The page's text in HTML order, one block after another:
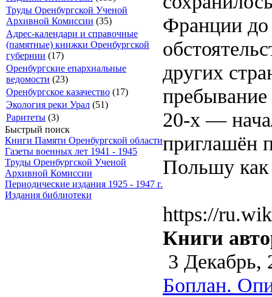
Труды Оренбургской Ученой
Архивной Комиссии (35)
Адрес-календари и справочные
(памятные) книжки Оренбургской
губернии (17)
Оренбургские епархиальные
ведомости (23)
Оренбургское казачество (17)
Экология реки Урал (51)
Раритеты (3)
Быстрый поиск
Книги Памяти Оренбургской области
Газеты военных лет 1941 - 1945
Труды Оренбургской Ученой
Архивной Комиссии
Периодические издания 1925 - 1947 г.
Издания библиотеки
Франции до
других
20-х —
приглашён
Польшу как
https://
Книги
3 Декабрь,
Боплан.